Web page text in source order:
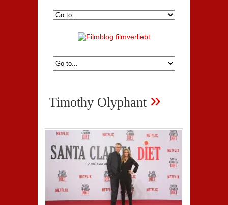
Timothy Olyphant »